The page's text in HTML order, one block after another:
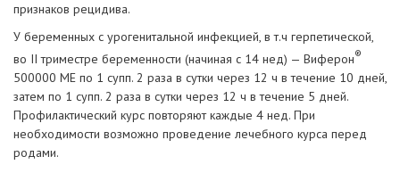
признаков рецидива.
У беременных с урогенитальной инфекцией, в т.ч герпетической,
во II триместре беременности (начиная с 14 нед) — Виферон®
500000 МЕ по 1 супп. 2 раза в сутки через 12 ч в течение 10 дней,
затем по 1 супп. 2 раза в сутки через 12 ч в течение 5 дней.
Профилактический курс повторяют каждые 4 нед. При
необходимости возможно проведение лечебного курса перед
родами.